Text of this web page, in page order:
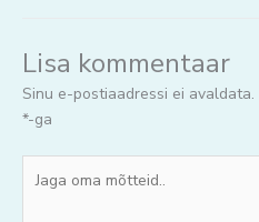
Lisa kommentaar
Sinu e-postiaadressi ei avaldata.
*-ga
oma